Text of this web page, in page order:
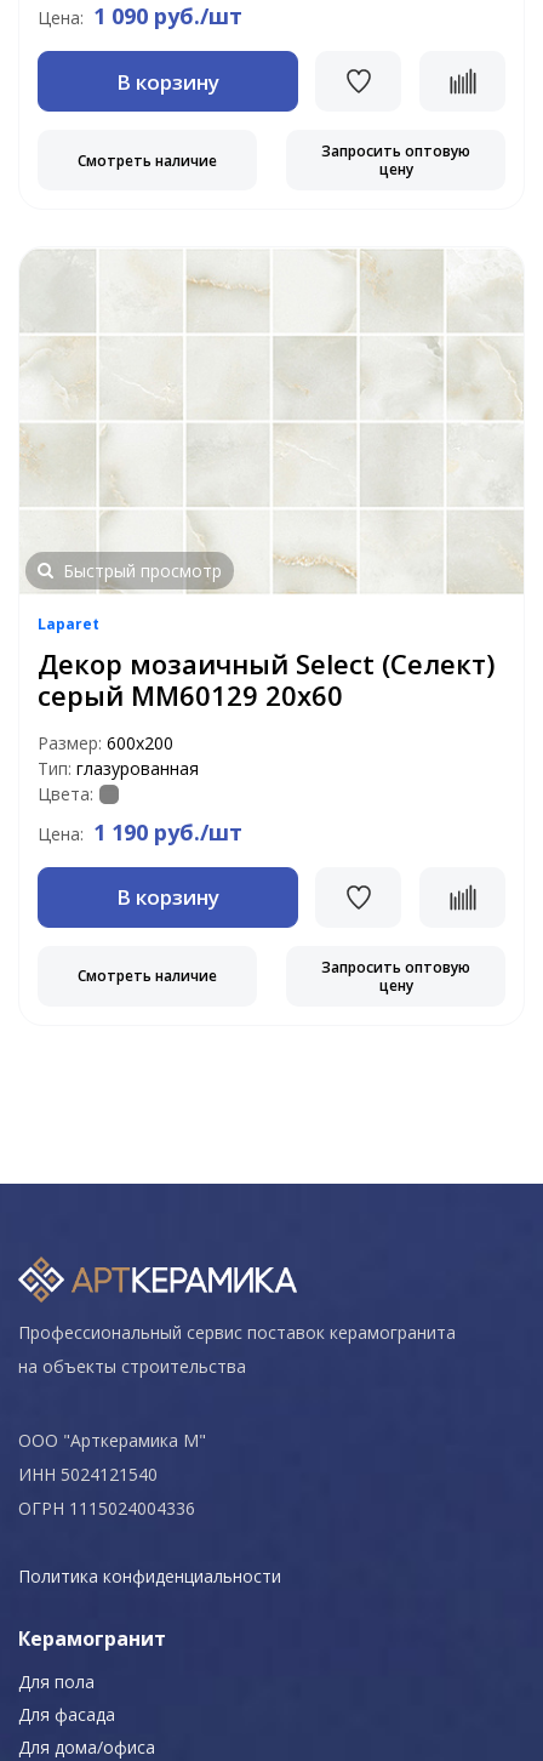
Цена: 1 090 руб./шт
В корзину
Смотреть наличие
Запросить оптовую
цену
Быстрый просмотр
Laparet
Декор мозаичный Select (Селект)
серый MM60129 20х60
Размер: 600х200
Тип: глазурованная
Цвета:
Цена: 1 190 руб./шт
В корзину
Смотреть наличие
Запросить оптовую
цену
Профессиональный сервис поставок керамогранита
на объекты строительства
ООО "Арткерамика М"
ИНН 5024121540
ОГРН 1115024004336
Политика конфиденциальности
Керамогранит
Для пола
Для фасада
Для дома/офиса